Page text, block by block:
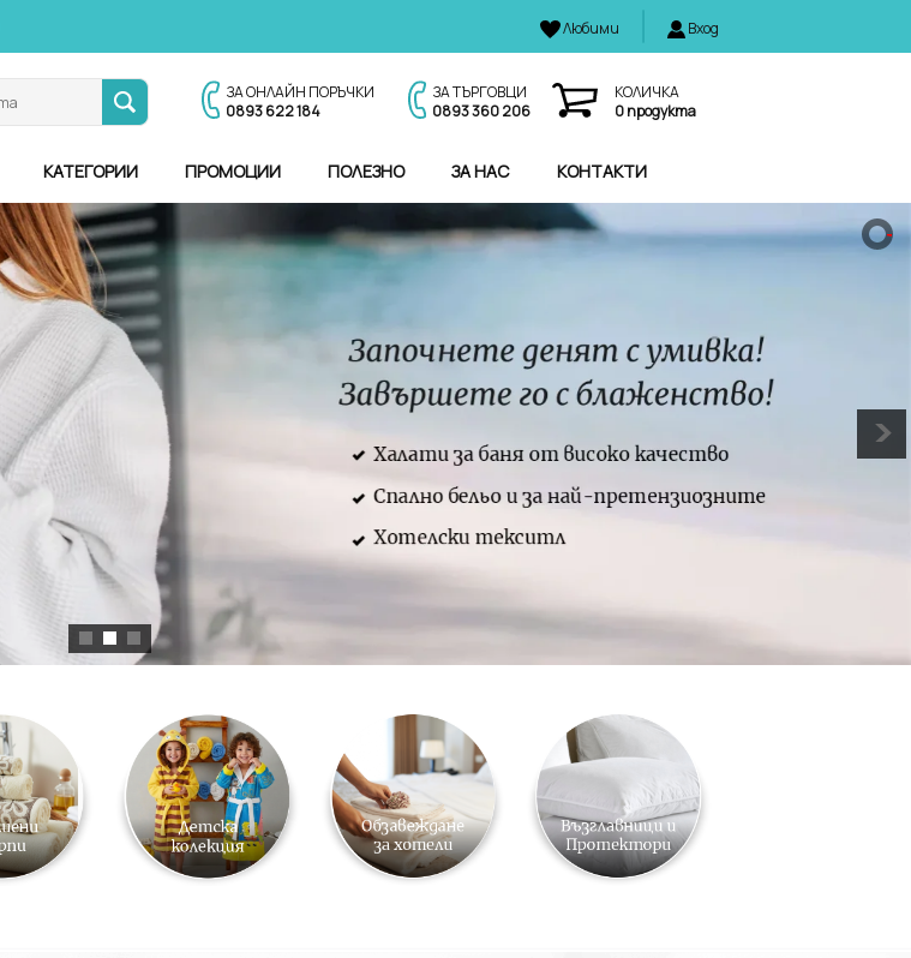
Любими Вход
ЗА ОНЛАЙН ПОРЪЧКИ
0893 622 184
ЗА ТЪРГОВЦИ
0893 360 206
КОЛИЧКА
0продукта
КАТЕГОРИИ ПРОМОЦИИ ПОЛЕЗНО ЗА НАС КОНТАКТИ